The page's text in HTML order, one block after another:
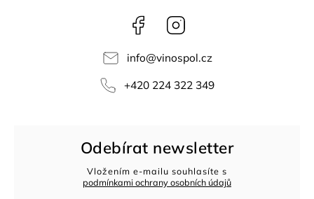
Facebook
info@vinospol.cz
+420 224 322 349
Odebírat newsletter
Vložením e-mailu souhlasíte s
podmínkami ochrany osobních údajů